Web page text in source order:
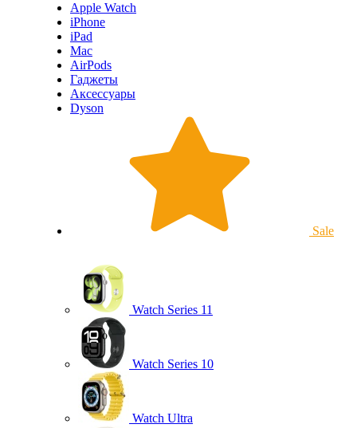
Apple Watch
iPhone
iPad
Mac
AirPods
Гаджеты
Аксессуары
Dyson
Sale
Watch Series 11
Watch Series 10
Watch Ultra